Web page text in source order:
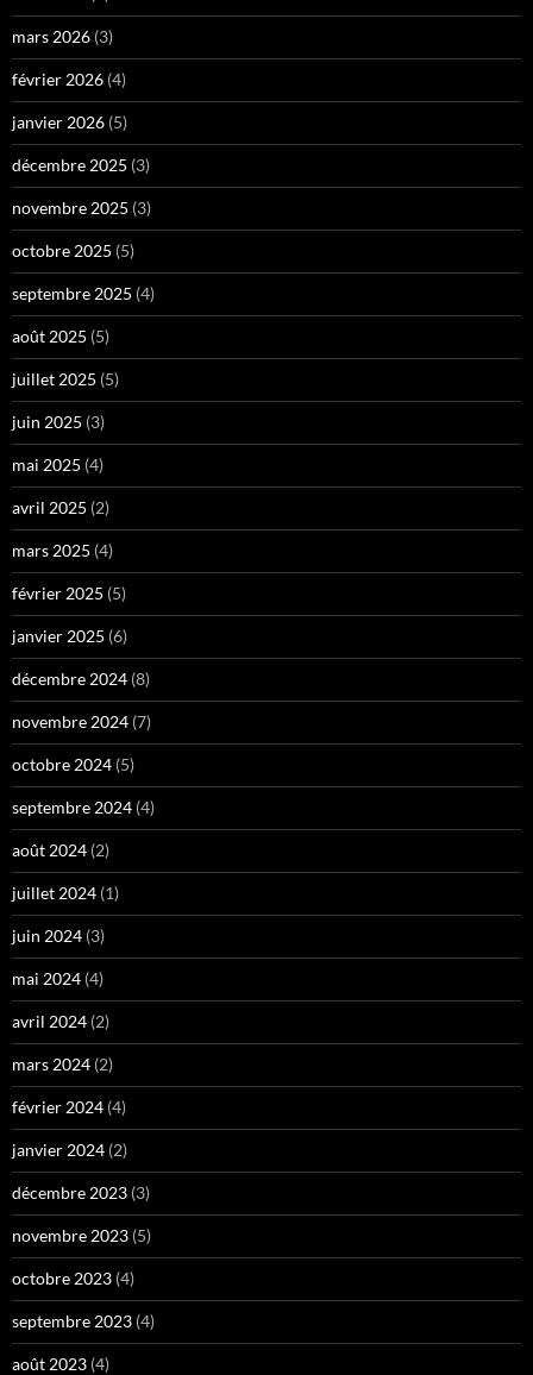
mars 2026 (3)
février 2026 (4)
janvier 2026 (5)
décembre 2025 (3)
novembre 2025 (3)
octobre 2025 (5)
septembre 2025 (4)
août 2025 (5)
juillet 2025 (5)
juin 2025 (3)
mai 2025 (4)
avril 2025 (2)
mars 2025 (4)
février 2025 (5)
janvier 2025 (6)
décembre 2024 (8)
novembre 2024 (7)
octobre 2024 (5)
septembre 2024 (4)
août 2024 (2)
juillet 2024 (1)
juin 2024 (3)
mai 2024 (4)
avril 2024 (2)
mars 2024 (2)
février 2024 (4)
janvier 2024 (2)
décembre 2023 (3)
novembre 2023 (5)
octobre 2023 (4)
septembre 2023 (4)
août 2023 (4)